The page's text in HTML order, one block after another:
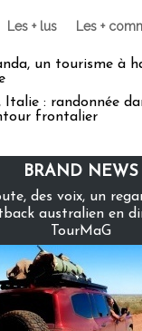
Les + lus Les +
un tourisme à
Italie : randonnée
frontalier
BRAND NEWS
des voix, un
australien en
TourMaG